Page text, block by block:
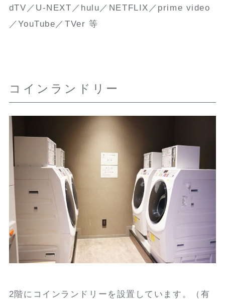
dTV／U-NEXT／hulu／NETFLIX／prime video
／YouTube／TVer 等
コインランドリー
2階にコインランドリーを設置しています。（有